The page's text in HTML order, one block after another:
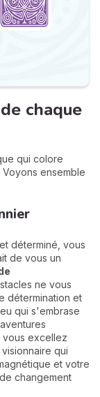
chaque
qui colore
ensemble
déterminé, vous
de vous un
ne vous
détermination et
qui s'embrase
vous excellez
qui
et votre
changement